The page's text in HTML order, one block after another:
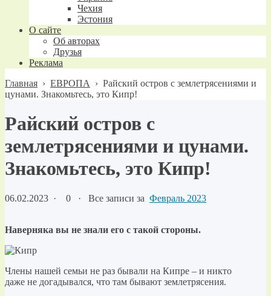
Чехия
Эстония
О сайте
Об авторах
Друзья
Реклама
Главная › ЕВРОПА › Райский остров с землетрясениями и
цунами. Знакомьтесь, это Кипр!
Райский остров с
землетрясениями и цунами.
Знакомьтесь, это Кипр!
06.02.2023 · 0 · Все записи за Февраль 2023
Наверняка вы не знали его с такой стороны.
Члены нашей семьи не раз бывали на Кипре – и никто
даже не догадывался, что там бывают землетрясения.